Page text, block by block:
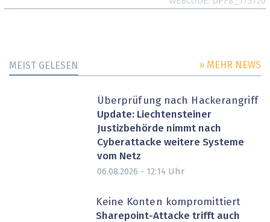
MEIST GELESEN » MEHR NEWS
Überprüfung nach Hackerangriff
Update: Liechtensteiner
Justizbehörde nimmt nach
Cyberattacke weitere Systeme
vom Netz
06.08.2026 - 12:14 Uhr
Keine Konten kompromittiert
Sharepoint-Attacke trifft auch